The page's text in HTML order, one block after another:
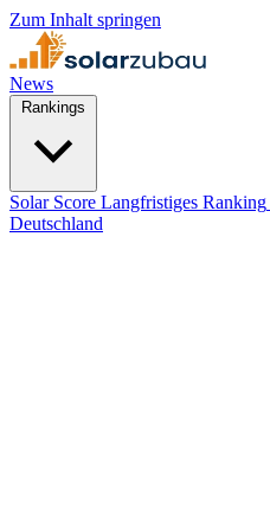
Zum Inhalt springen
News
Solar Score Langfristiges Ranking
Deutschland